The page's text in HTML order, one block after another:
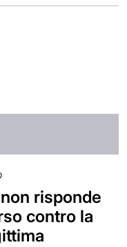
risponde
contro la